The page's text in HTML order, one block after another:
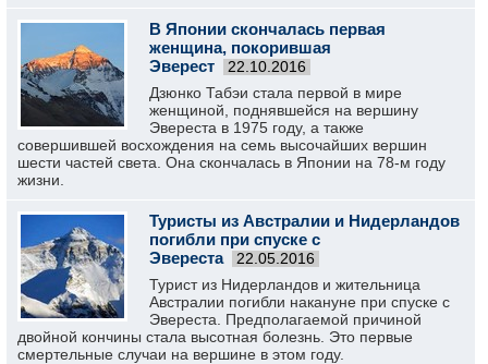
В Японии скончалась первая
женщина, покорившая
Эверест
22.10.2016
Дзюнко Табэи стала первой в мире
женщиной, поднявшейся на вершину
Эвереста в 1975 году, а также
совершившей восхождения на семь высочайших вершин
шести частей света. Она скончалась в Японии на 78-м году
жизни.
Туристы из Австралии и Нидерландов
погибли при спуске с
Эвереста
22.05.2016
Турист из Нидерландов и жительница
Австралии погибли накануне при спуске с
Эвереста. Предполагаемой причиной
двойной кончины стала высотная болезнь. Это первые
смертельные случаи на вершине в этом году.